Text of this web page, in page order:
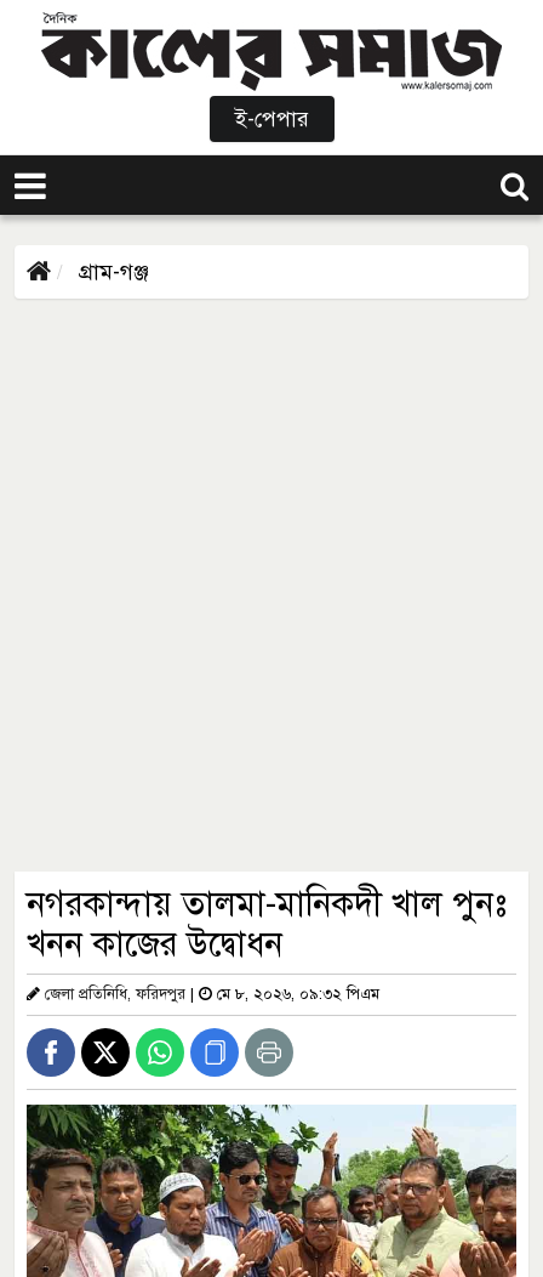
ই-পেপার
গ্রাম-গঞ্জ
নগরকান্দায় তালমা-মানিকদী খাল পুনঃ
খনন কাজের উদ্বোধন
জেলা প্রতিনিধি, ফরিদপুর | মে ৮, ২০২৬, ০৯:৩২ পিএম